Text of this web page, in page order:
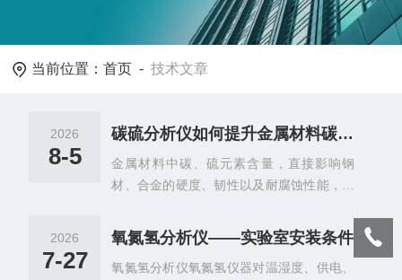
当前位置：首页 -技术文章
2026
8-5
碳硫分析仪如何提升金属材料碳硫检测准确度？
金属材料中碳、硫元素含量，直接影响钢
材、合金的硬度、韧性以及耐腐蚀性能，碳
质量管控的关键。使用碳硫分析仪开展检测
时，受样品处理、仪器状态、操作流程多重
因素影响，容易出现数据偏差，通过规范各
2026
7-27
氧氮氢分析仪——实验室安装条件
氧氮氢分析仪氧氮氢仪器对温湿度、供电、